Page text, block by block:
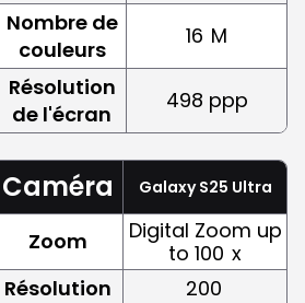
Nombre de
couleurs
16 M
Résolution
de l'écran
498 ppp
Caméra Galaxy S25 Ultra
Zoom
Digital Zoom up
to 100 x
Résolution
200